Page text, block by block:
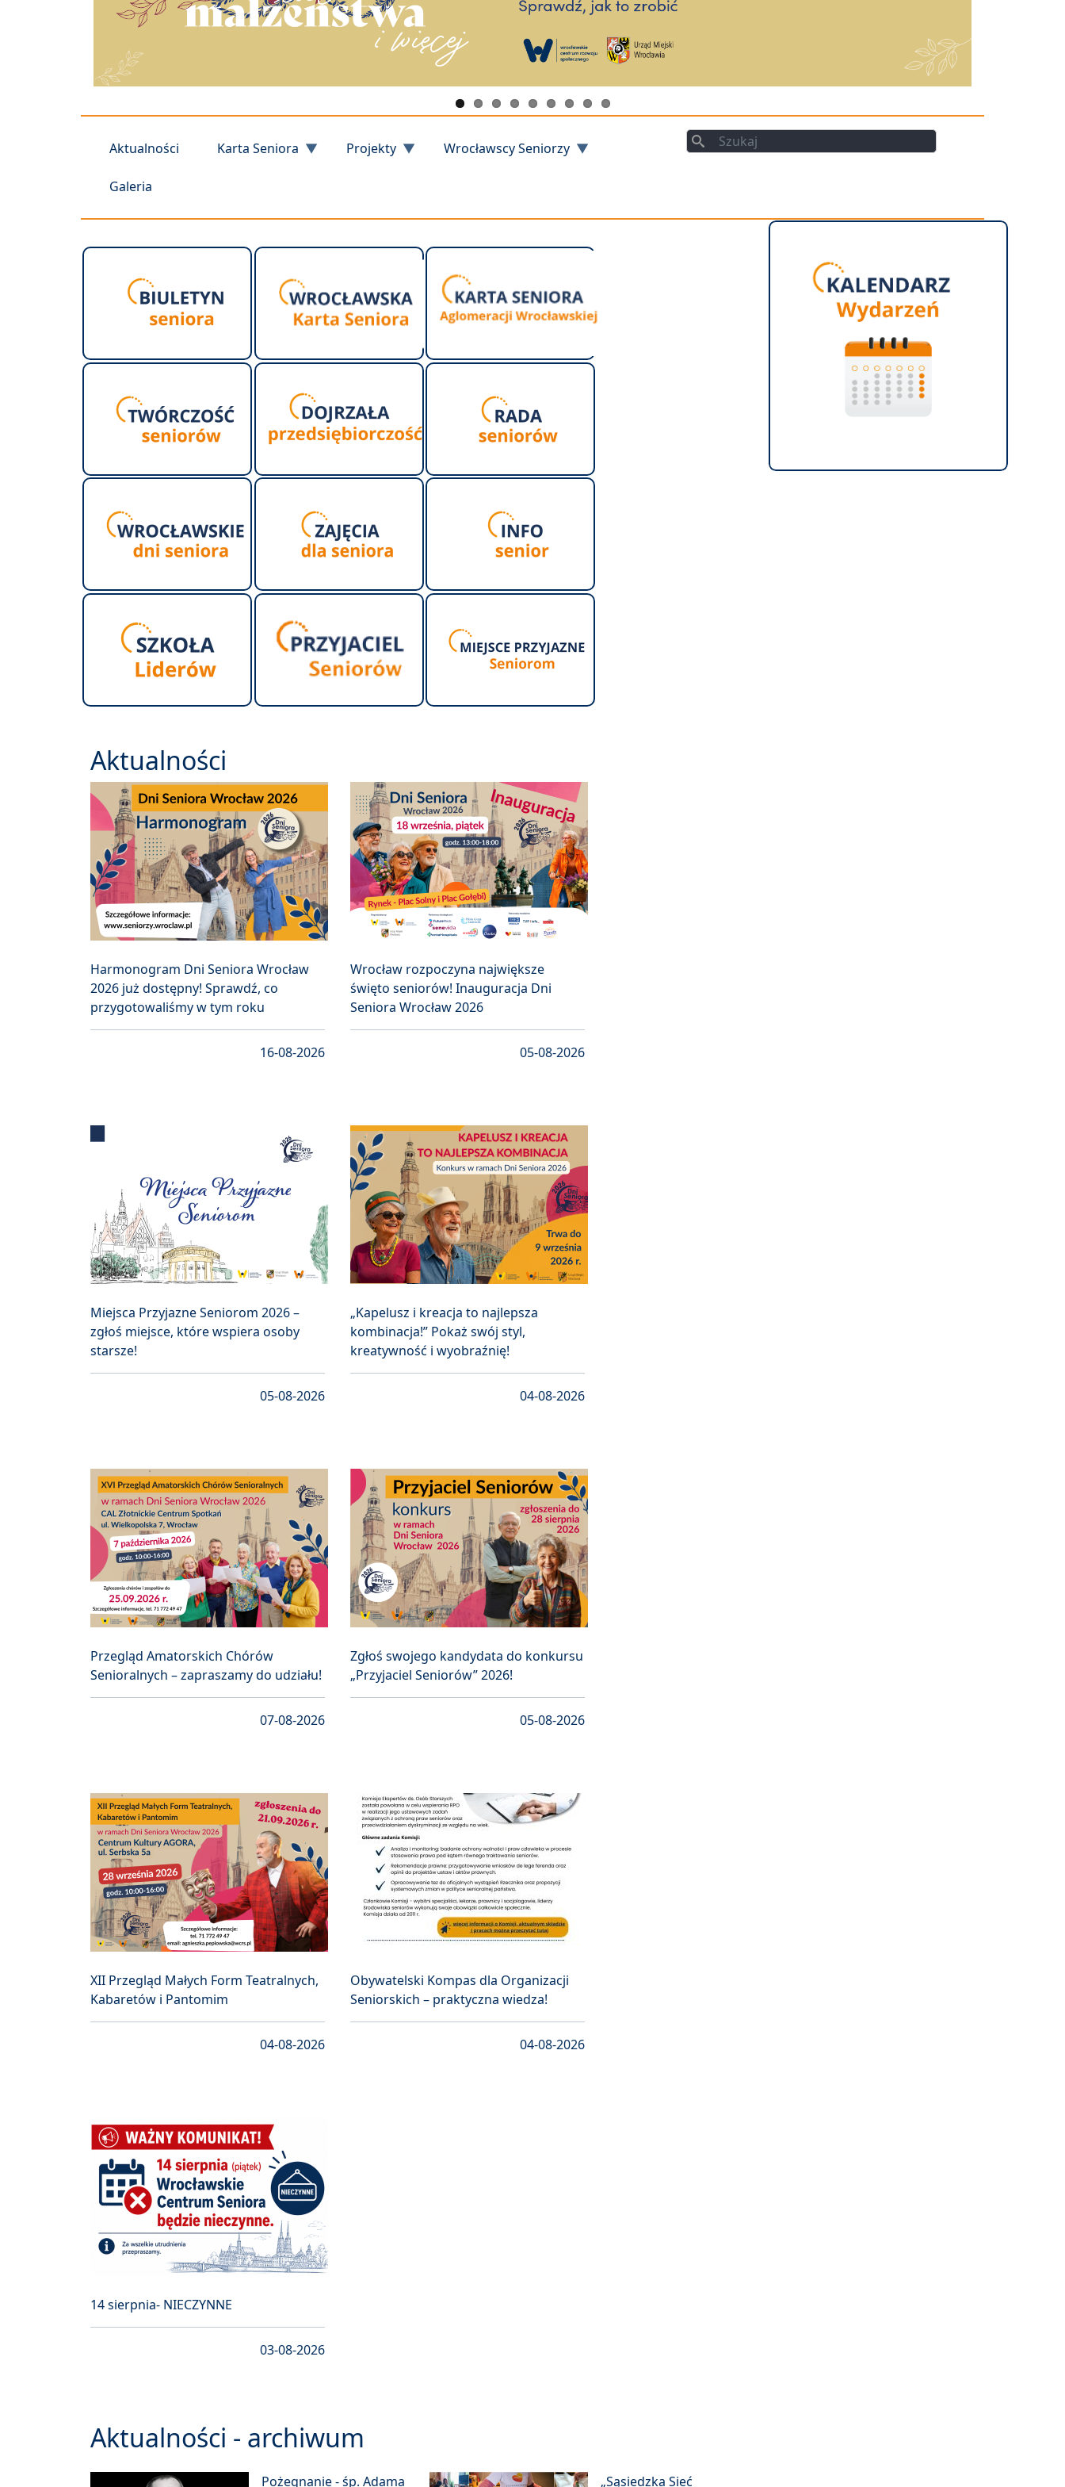
Aktualności Karta Seniora Projekty Wrocławscy Seniorzy
Galeria
Szukaj
Szukaj
Aktualności
Harmonogram Dni Seniora Wrocław
2026 już dostępny! Sprawdź, co
przygotowaliśmy w tym roku
16-08-2026
Wrocław rozpoczyna największe
święto seniorów! Inauguracja Dni
Seniora Wrocław 2026
05-08-2026
Miejsca Przyjazne Seniorom 2026 –
zgłoś miejsce, które wspiera osoby
starsze!
05-08-2026
„Kapelusz i kreacja to najlepsza
kombinacja!” Pokaż swój styl,
kreatywność i wyobraźnię!
04-08-2026
Przegląd Amatorskich Chórów
Senioralnych – zapraszamy do udziału!
07-08-2026
Zgłoś swojego kandydata do konkursu
„Przyjaciel Seniorów” 2026!
05-08-2026
XII Przegląd Małych Form Teatralnych,
Kabaretów i Pantomim
04-08-2026
Obywatelski Kompas dla Organizacji
Seniorskich – praktyczna wiedza!
04-08-2026
14 sierpnia- NIECZYNNE
03-08-2026
Aktualności - archiwum
Pożegnanie - śp. Adama „Sąsiedzka Sieć